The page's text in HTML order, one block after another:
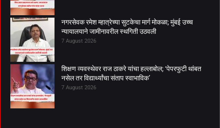
नगरसेवक रमेश म्हात्रेच्या सुटकेचा मार्ग मोकळा; मुंबई उच्च
न्यायालयाने जामीनावरील स्थगिती उठवली
7 August 2026
शिक्षण व्यवस्थेवर राज ठाकरे यांचा हल्लाबोल; ‘पेपरफुटी थांबत
नसेल तर विद्यार्थ्यांचा संताप स्वाभाविक’
7 August 2026